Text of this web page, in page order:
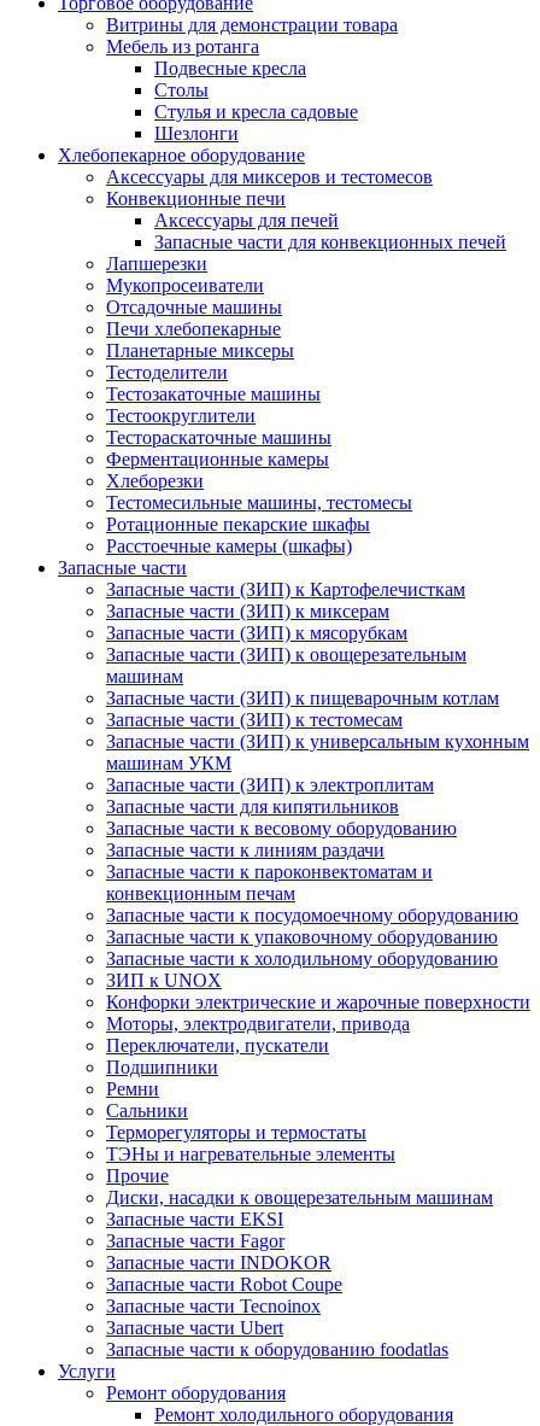
Витрины для демонстрации товара
Мебель из ротанга
Подвесные кресла
Столы
Стулья и кресла садовые
Шезлонги
Хлебопекарное оборудование
Аксессуары для миксеров и тестомесов
Конвекционные печи
Аксессуары для печей
Запасные части для конвекционных печей
Лапшерезки
Мукопросеиватели
Отсадочные машины
Печи хлебопекарные
Планетарные миксеры
Тестоделители
Тестозакаточные машины
Тестоокруглители
Тестораскаточные машины
Ферментационные камеры
Хлеборезки
Тестомесильные машины, тестомесы
Ротационные пекарские шкафы
Расстоечные камеры (шкафы)
Запасные части
Запасные части (ЗИП) к Картофелечисткам
Запасные части (ЗИП) к миксерам
Запасные части (ЗИП) к мясорубкам
Запасные части (ЗИП) к овощерезательным
машинам
Запасные части (ЗИП) к пищеварочным котлам
Запасные части (ЗИП) к тестомесам
Запасные части (ЗИП) к универсальным кухонным
машинам УКМ
Запасные части (ЗИП) к электроплитам
Запасные части для кипятильников
Запасные части к весовому оборудованию
Запасные части к линиям раздачи
Запасные части к пароконвектоматам и
конвекционным печам
Запасные части к посудомоечному оборудованию
Запасные части к упаковочному оборудованию
Запасные части к холодильному оборудованию
ЗИП к UNOX
Конфорки электрические и жарочные поверхности
Моторы, электродвигатели, привода
Переключатели, пускатели
Подшипники
Ремни
Сальники
Терморегуляторы и термостаты
ТЭНы и нагревательные элементы
Прочие
Диски, насадки к овощерезательным машинам
Запасные части EKSI
Запасные части Fagor
Запасные части INDOKOR
Запасные части Robot Coupe
Запасные части Tecnoinox
Запасные части Ubert
Запасные части к оборудованию foodatlas
Услуги
Ремонт оборудования
Ремонт холодильного оборудования